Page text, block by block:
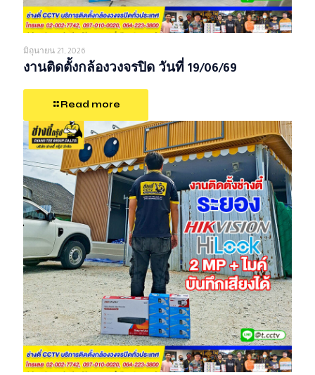
มิถุนายน 21, 2026
งานติดตั้งกล้องวงจรปิด วันที่ 19/06/69
Read more